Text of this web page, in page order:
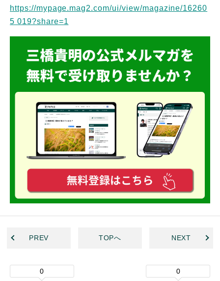
https://mypage.mag2.com/ui/view/magazine/16260
5 019?share=1
PREV TOPへ NEXT
0 0